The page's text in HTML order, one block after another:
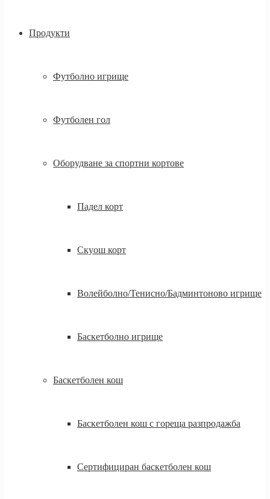
Продукти
Футболно игрище
Футболен гол
Оборудване за спортни кортове
Падел корт
Скуош корт
Волейболно/Тенисно/Бадминтоново игрище
Баскетболно игрище
Баскетболен кош
Баскетболен кош с гореща разпродажба
Сертифициран баскетболен кош